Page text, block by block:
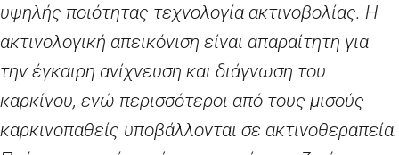
υψηλής ποιότητας τεχνολογία ακτινοβολίας. Η
ακτινολογική απεικόνιση είναι απαραίτητη για
την έγκαιρη ανίχνευση και διάγνωση του
καρκίνου, ενώ περισσότεροι από τους μισούς
καρκινοπαθείς υποβάλλονται σε ακτινοθεραπεία.